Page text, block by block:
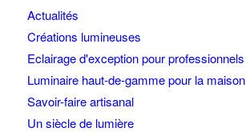
Actualités
Créations lumineuses
Eclairage d'exception pour professionnels
Luminaire haut-de-gamme pour la maison
Savoir-faire artisanal
Un siècle de lumière